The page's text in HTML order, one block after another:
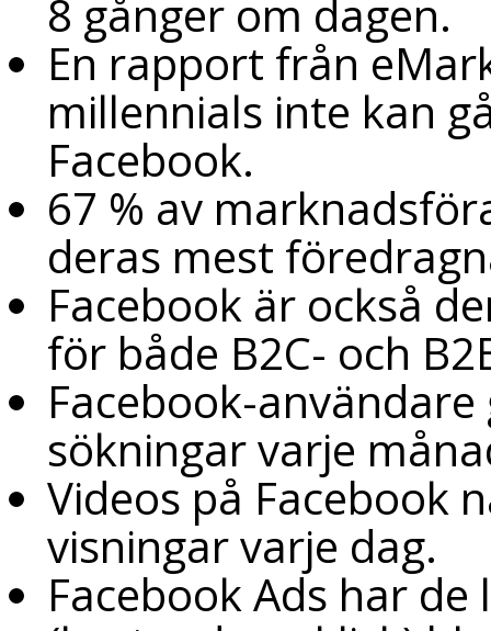
8 gånger om dagen.
En rapport från
millennials inte kan
Facebook.
67 % av
deras mest
Facebook är också
för både B2C- och
Facebook-
sökningar varje
Videos på Facebook
visningar varje dag.
Facebook Ads har de